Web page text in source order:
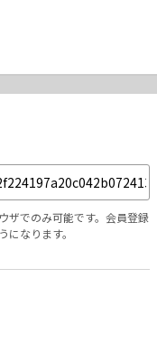
ザでのみ可能です。会員登録
なります。